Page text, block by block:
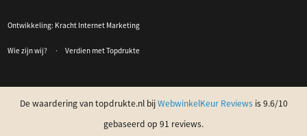
Ontwikkeling: Kracht Internet Marketing
Wie zijn wij? Verdien met Topdrukte
De waardering van topdrukte.nl bijWebwinkelKeur Reviewsis 9.6/10
gebaseerd op 91 reviews.